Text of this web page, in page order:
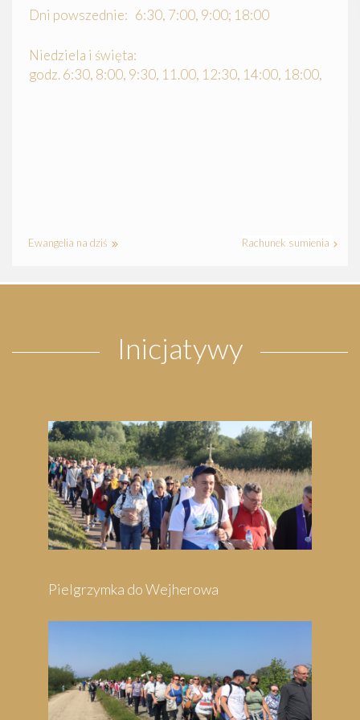
Dni powszednie: 6:30, 7:00, 9:00; 18:00
Niedziela i święta:
godz. 6:30, 8:00, 9:30, 11.00, 12:30, 14:00, 18:00,
Ewangelia na dziś Rachunek sumienia
Inicjatywy
Pielgrzymka do Wejherowa